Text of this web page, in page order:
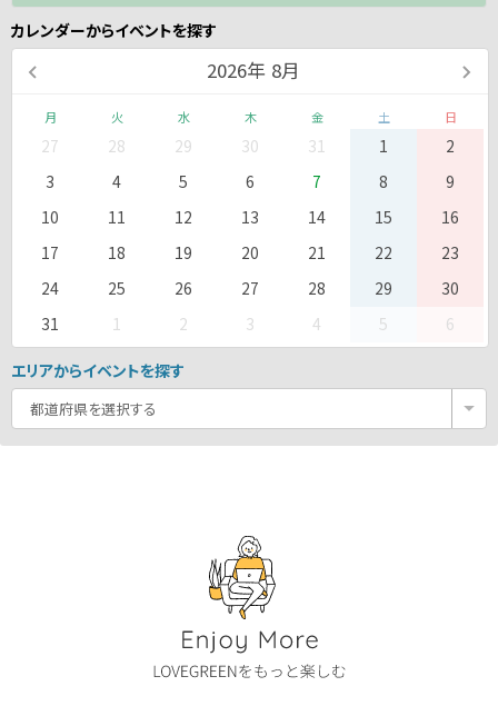
カレンダーからイベントを探す
2026年 8月
月 火 水 木 金 土 日
27 28 29 30 31 1
2
3
4 5 6 7 8
9
10
11 12 13 14 15
16
17
18 19 20 21 22
23
24
25 26 27 28 29
30
31
1 2 3 4 5 6
エリアからイベントを探す